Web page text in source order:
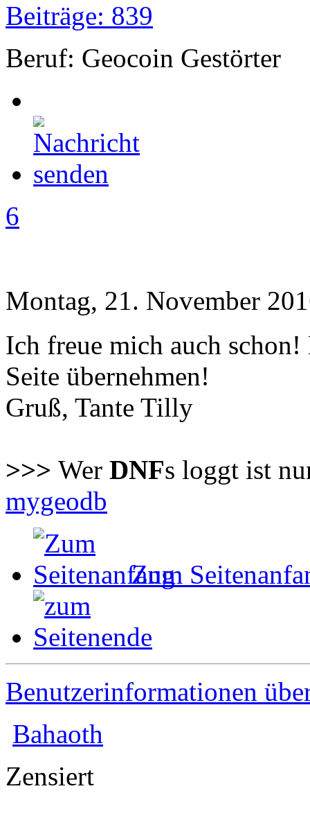
Beiträge: 839
Beruf: Geocoin Gestörter
6
Montag, 21. November
Ich freue mich auch
Seite übernehmen!
Gruß, Tante Tilly
>>> Wer DNFs loggt ist
mygeodb
Zum
Benutzerinformationen
Bahaoth
Zensiert